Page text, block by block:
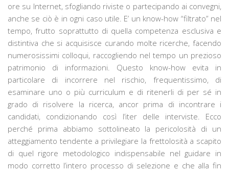
ore su Internet, sfogliando riviste o partecipando ai convegni,
anche se ciò è in ogni caso utile. E’ un know-how “filtrato” nel
tempo, frutto soprattutto di quella competenza esclusiva e
distintiva che si acquisisce curando molte ricerche, facendo
numerosissimi colloqui, raccogliendo nel tempo un prezioso
patrimonio di informazioni. Questo know-how evita in
particolare di incorrere nel rischio, frequentissimo, di
esaminare uno o più curriculum e di ritenerli di per sé in
grado di risolvere la ricerca, ancor prima di incontrare i
candidati, condizionando così l’iter delle interviste. Ecco
perché prima abbiamo sottolineato la pericolosità di un
atteggiamento tendente a privilegiare la frettolosità a scapito
di quel rigore metodologico indispensabile nel guidare in
modo corretto l’intero processo di selezione e che alla fin